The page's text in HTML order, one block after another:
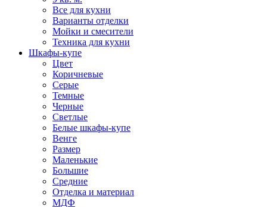
Все для кухни
Варианты отделки
Мойки и смесители
Техника для кухни
Шкафы-купе
Цвет
Коричневые
Серые
Темные
Черные
Светлые
Белые шкафы-купе
Венге
Размер
Маленькие
Большие
Средние
Отделка и материал
МДФ